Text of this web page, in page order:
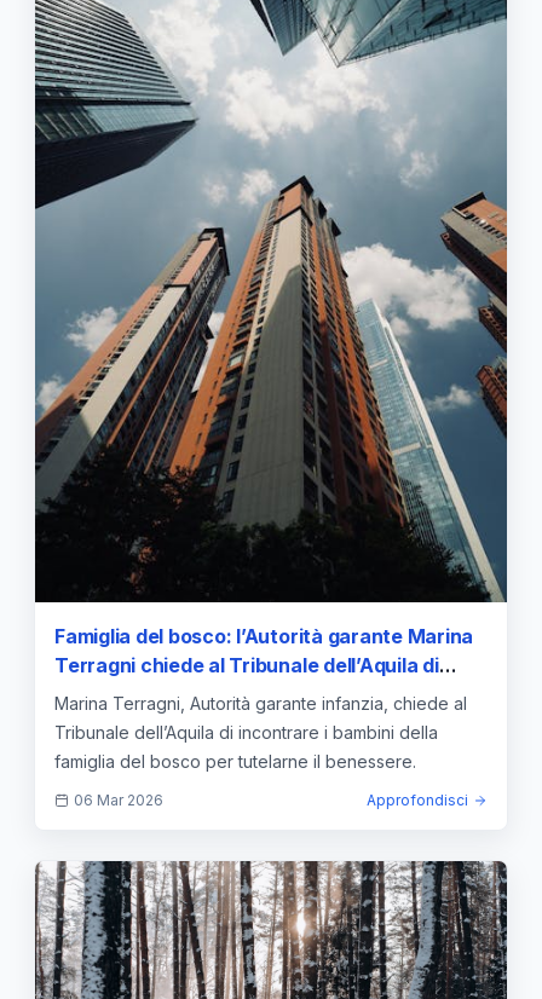
Famiglia del bosco: l’Autorità garante Marina
Terragni chiede al Tribunale dell’Aquila di
incontrare i bambini — approfondimento e
guida
Marina Terragni, Autorità garante infanzia, chiede al
Tribunale dell’Aquila di incontrare i bambini della
famiglia del bosco per tutelarne il benessere.
06 Mar 2026 Approfondisci